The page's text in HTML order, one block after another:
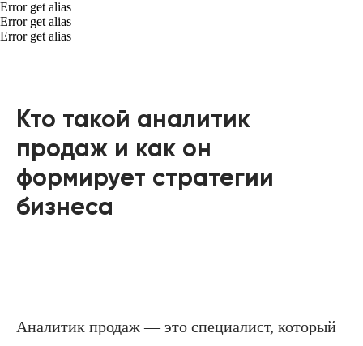
Error get alias
Error get alias
Error get alias
Кто такой аналитик
продаж и как он
формирует стратегии
бизнеса
Аналитик продаж — это специалист, который